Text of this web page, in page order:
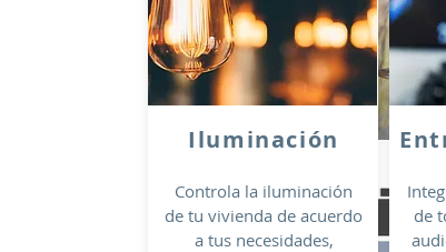
Iluminación
Controla la iluminación
de tu vivienda de acuerdo
a tus necesidades,
de